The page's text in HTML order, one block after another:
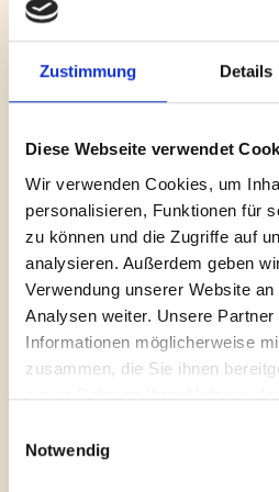
Zustimmung Details
Diese Webseite verwendet
Wir verwenden Cookies, um
personalisieren, Funktionen für
zu können und die Zugriffe auf
analysieren. Außerdem geben
Verwendung unserer Website
Analysen weiter. Unsere Partner
Informationen möglicherweise
zusammen, die Sie ihnen
sie im Rahmen Ihrer Nutzung
Notwendig
zu schreiben,
hat die
Newskanäle zu lesen war.
Mein Wunsch an euch:
bewusst, dass in gutem
viele hundert Stunden
wirstrenge Regeln
und die
dass wir - anders als im
Antibiotika arbeiten
Honig ist sein Geld
Bestäubungsleistung